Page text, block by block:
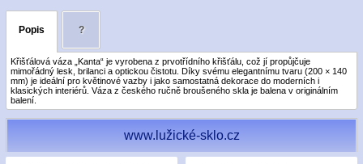
Popis ?
Křišťálová váza „Kanta“ je vyrobena z prvotřídního křišťálu, což jí propůjčuje
mimořádný lesk, brilanci a optickou čistotu. Díky svému elegantnímu tvaru (200 × 140
mm) je ideální pro květinové vazby i jako samostatná dekorace do moderních i
klasických interiérů. Váza z českého ručně broušeného skla je balena v originálním
balení.
www.lužické-sklo.cz